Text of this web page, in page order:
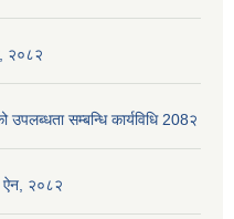
२०८२
उपलब्धता सम्बन्धि कार्यविधि 208२
ऐन, २०८२